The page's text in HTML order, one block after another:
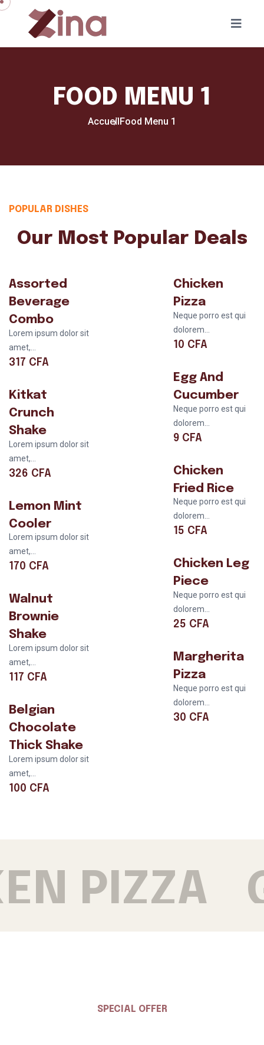
FOOD MENU 1
AccueilFood Menu 1
POPULAR DISHES
Our Most Popular Deals
Assorted
Beverage
Combo
Lorem ipsum dolor sit
amet,...
317 CFA
Kitkat
Crunch
Shake
Lorem ipsum dolor sit
amet,...
326 CFA
Lemon Mint
Cooler
Lorem ipsum dolor sit
amet,...
170 CFA
Walnut
Brownie
Shake
Lorem ipsum dolor sit
amet,...
117 CFA
Belgian
Chocolate
Thick Shake
Lorem ipsum dolor sit
amet,...
100 CFA
Chicken
Pizza
Neque porro est qui
dolorem...
10 CFA
Egg And
Cucumber
Neque porro est qui
dolorem...
9 CFA
Chicken
Fried Rice
Neque porro est qui
dolorem...
15 CFA
Chicken Leg
Piece
Neque porro est qui
dolorem...
25 CFA
Margherita
Pizza
Neque porro est qui
dolorem...
30 CFA
PIZZA
SPECIAL OFFER